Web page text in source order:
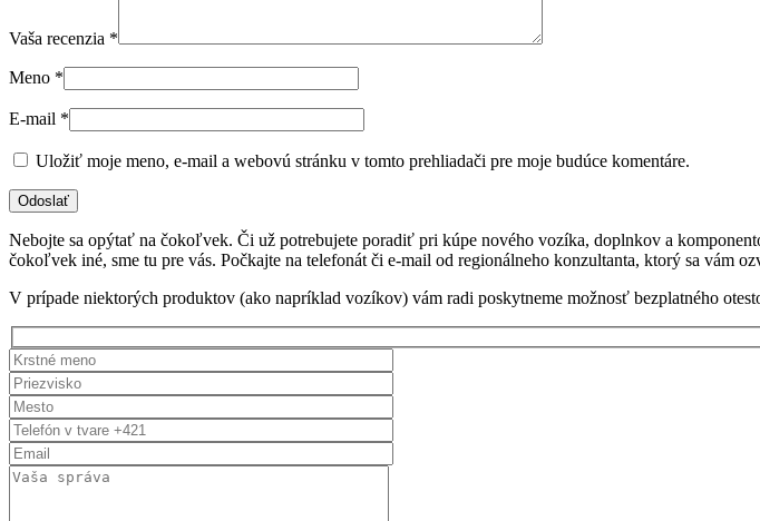
Vaša recenzia *
Meno *
E-mail *
Uložiť moje meno, e-mail a webovú stránku v tomto prehliadači pre moje budúce komentáre.
Nebojte sa opýtať na čokoľvek. Či už potrebujete poradiť pri kúpe nového vozíka, doplnkov a
čokoľvek iné, sme tu pre vás. Počkajte na telefonát či e-mail od regionálneho konzultanta, ktorý sa vám
V prípade niektorých produktov (ako napríklad vozíkov) vám radi poskytneme možnosť bezplatného